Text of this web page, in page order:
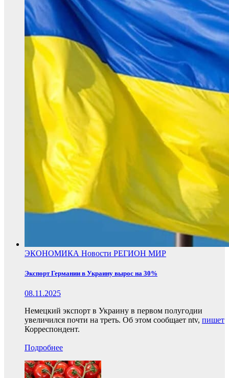
ЭКОНОМИКА Новости РЕГИОН МИР
Экспорт Германии в Украину вырос на 30%
08.11.2025
Немецкий экспорт в Украину в первом полугодии
увеличился почти на треть. Об этом сообщает ntv, пишет
Корреспондент.
Подробнее